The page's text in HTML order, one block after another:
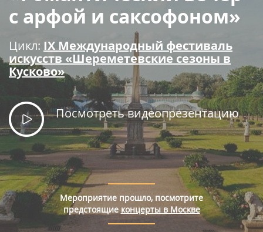
Правила покупки билетов
с арфой и саксофоном»
Цикл: IX Международный фестиваль
искусств «Шереметевские сезоны в
Кусково»
Посмотреть видеопрезентацию
Мероприятие прошло, посмотрите
предстоящие концерты в Москве